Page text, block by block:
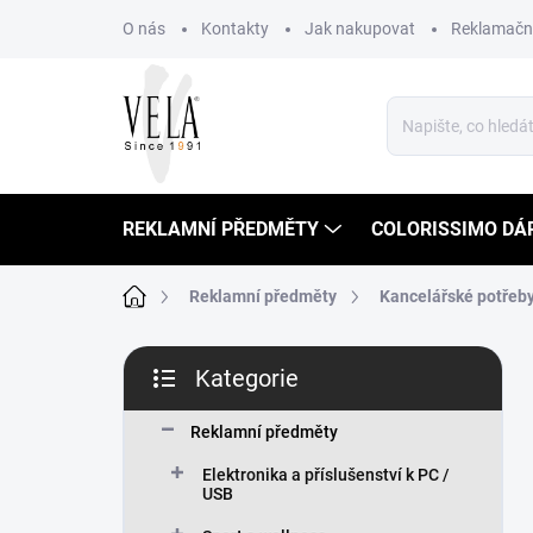
O nás Kontakty Jak nakupovat
REKLAMNÍ PŘEDMĚTY COLORISSIMO
Domů Reklamní předměty Kancelářské
P
s
kategorie
Kategorie
Reklamní předměty
Elektronika a příslušenství k PC /
USB